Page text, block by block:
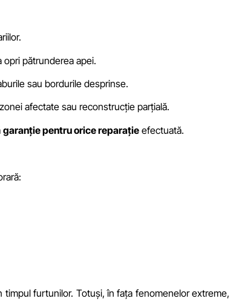
pătrunderea apei.
sau bordurile desprinse.
afectate sau reconstrucție parțială.
garanție pentru orice reparație efectuată.
furtunilor. Totuși, în fața fenomenelor extreme,